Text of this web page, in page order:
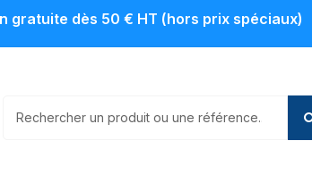
gratuite dès 50 € HT (hors prix spéciaux)